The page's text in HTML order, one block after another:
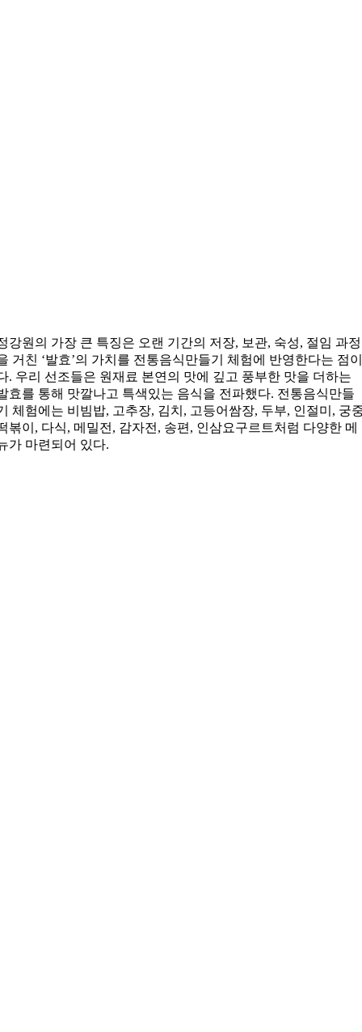
강원의 가장 큰 특징은 오랜 기간의 저장, 보관, 숙성, 절임 과정
거친 ‘발효’의 가치를 전통음식만들기 체험에 반영한다는 점이
. 우리 선조들은 원재료 본연의 맛에 깊고 풍부한 맛을 더하는
효를 통해 맛깔나고 특색있는 음식을 전파했다. 전통음식만들
체험에는 비빔밥, 고추장, 김치, 고등어쌈장, 두부, 인절미, 궁
볶이, 다식, 메밀전, 감자전, 송편, 인삼요구르트처럼 다양한 메
가 마련되어 있다.